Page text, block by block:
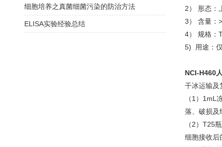
2） 形态：
3） 含量：
4） 规格：
5) 用途：
NCI-H460
干冰运输及
（1）1mL
落、破损及
（2）T25
细胞接收后
细胞培养之真菌细菌污染的防治方法
ELISA实验经验总结